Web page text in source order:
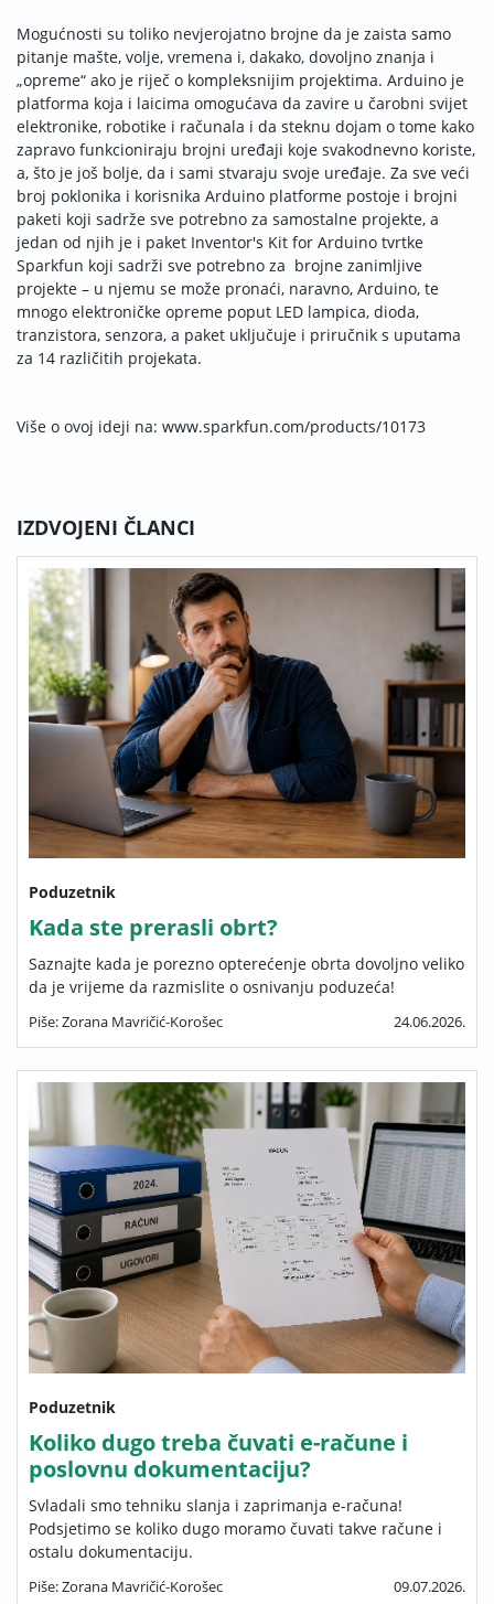
Mogućnosti su toliko nevjerojatno brojne da je zaista samo
pitanje mašte, volje, vremena i, dakako, dovoljno znanja i
„opreme“ ako je riječ o kompleksnijim projektima. Arduino je
platforma koja i laicima omogućava da zavire u čarobni svijet
elektronike, robotike i računala i da steknu dojam o tome kako
zapravo funkcioniraju brojni uređaji koje svakodnevno koriste,
a, što je još bolje, da i sami stvaraju svoje uređaje. Za sve veći
broj poklonika i korisnika Arduino platforme postoje i brojni
paketi koji sadrže sve potrebno za samostalne projekte, a
jedan od njih je i paket Inventor's Kit for Arduino tvrtke
Sparkfun koji sadrži sve potrebno za brojne zanimljive
projekte – u njemu se može pronaći, naravno, Arduino, te
mnogo elektroničke opreme poput LED lampica, dioda,
tranzistora, senzora, a paket uključuje i priručnik s uputama
za 14 različitih projekata.
Više o ovoj ideji na: www.sparkfun.com/products/10173
IZDVOJENI ČLANCI
Poduzetnik
Kada ste prerasli obrt?
Saznajte kada je porezno opterećenje obrta dovoljno veliko
da je vrijeme da razmislite o osnivanju poduzeća!
Piše: Zorana Mavričić-Korošec 24.06.2026.
Poduzetnik
Koliko dugo treba čuvati e-račune i
poslovnu dokumentaciju?
Svladali smo tehniku slanja i zaprimanja e-računa!
Podsjetimo se koliko dugo moramo čuvati takve račune i
ostalu dokumentaciju.
Piše: Zorana Mavričić-Korošec 09.07.2026.